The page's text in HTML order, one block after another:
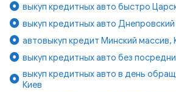
выкуп кредитных авто быстро
выкуп кредитных авто
автовыкуп кредит Минский массив,
выкуп кредитных авто без
выкуп кредитных авто в день
Киев